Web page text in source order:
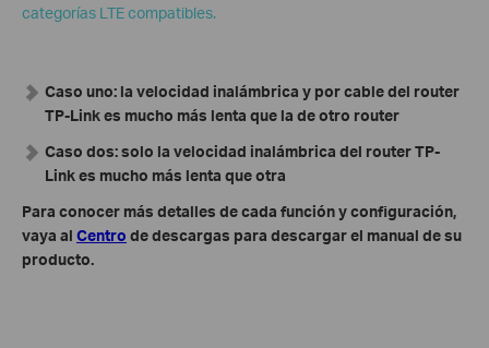
categorías LTE compatibles.
Caso uno: la velocidad inalámbrica y por cable del router
TP-Link es mucho más lenta que la de otro router
Caso dos: solo la velocidad inalámbrica del router TP-
Link es mucho más lenta que otra
Para conocer más detalles de cada función y configuración,
vaya al Centro de descargas para descargar el manual de su
producto.